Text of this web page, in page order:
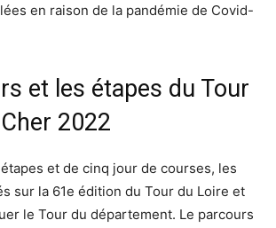
en raison de la pandémie de Covid-
et les étapes du Tour
2022
étapes et de cinq jour de courses, les
sur la 61e édition du Tour du Loire et
le Tour du département. Le parcours